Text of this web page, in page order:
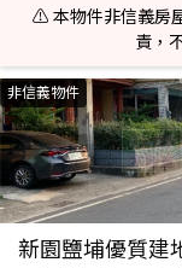
⚠️ 本物件非信義房
責，
非信義物件
新園鹽埔優質建